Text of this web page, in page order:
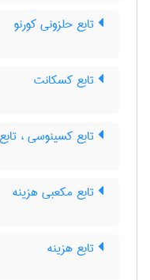
تابع حلزونی کورنو
تابع کسکانت
تابع کسینوسی ،
تابع مکعبی هزینه
تابع هزینه